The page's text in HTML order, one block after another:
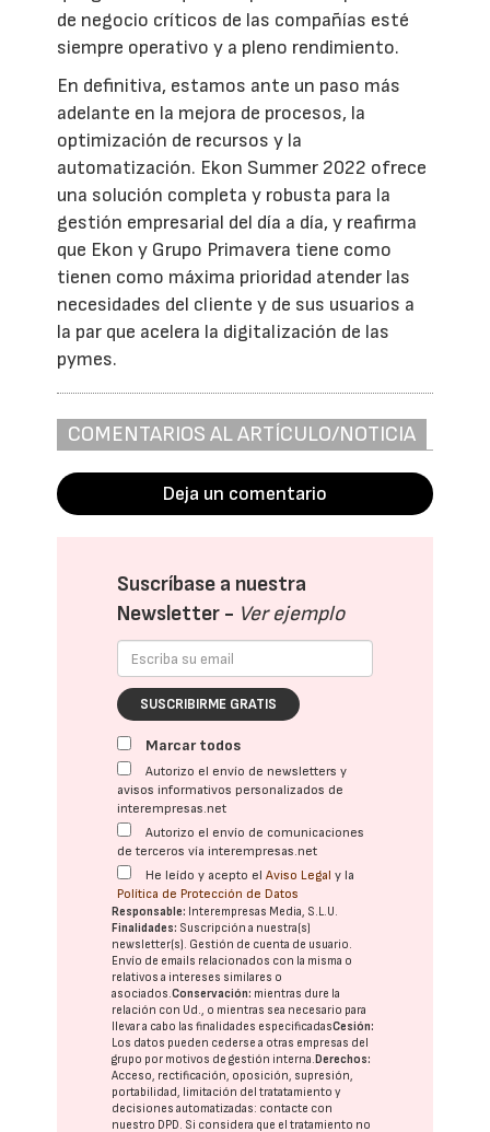
de negocio críticos de las compañías esté
siempre operativo y a pleno rendimiento.
En definitiva, estamos ante un paso más
adelante en la mejora de procesos, la
optimización de recursos y la
automatización. Ekon Summer 2022 ofrece
una solución completa y robusta para la
gestión empresarial del día a día, y reafirma
que Ekon y Grupo Primavera tiene como
tienen como máxima prioridad atender las
necesidades del cliente y de sus usuarios a
la par que acelera la digitalización de las
pymes.
COMENTARIOS AL ARTÍCULO/NOTICIA
Deja un comentario
Suscríbase a nuestra
Newsletter - Ver ejemplo
SUSCRIBIRME GRATIS
Marcar todos
Autorizo el envío de newsletters y
avisos informativos personalizados de
interempresas.net
Autorizo el envío de comunicaciones
de terceros vía interempresas.net
He leído y acepto elAviso Legal y la
Política de Protección de Datos
Responsable: Interempresas Media, S.L.U.
Finalidades: Suscripción a nuestra(s)
newsletter(s). Gestión de cuenta de usuario.
Envío de emails relacionados con la misma o
relativos a intereses similares o
asociados.Conservación: mientras dure la
relación con Ud., o mientras sea necesario para
llevar a cabo las finalidades especificadasCesión:
Los datos pueden cederse a otras empresas del
grupo por motivos de gestión interna. Derechos:
Acceso, rectificación, oposición, supresión,
portabilidad, limitación del tratatamiento y
decisiones automatizadas: contacte con
nuestro DPD. Si considera que el tratamiento no